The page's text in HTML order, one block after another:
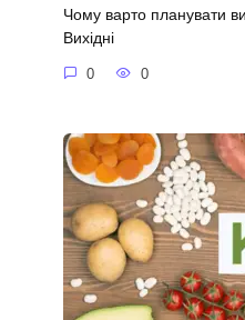
Чому варто планувати
Вихідні
0 0